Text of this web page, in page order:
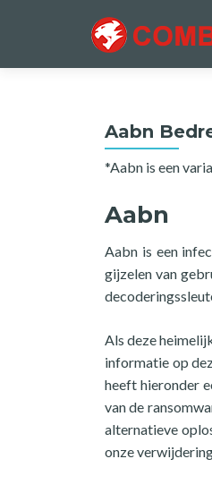
Aabn
*Aabn is een
Aabn
Aabn is een
gijzelen van
Als deze
informatie op
heeft hieronder
van de
alternatieve
onze